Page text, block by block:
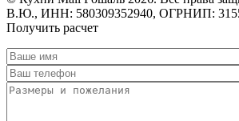
В.Ю., ИНН: 580309352940, ОГРНИП:
Получить расчет